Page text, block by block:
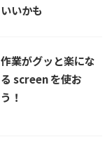
いいかも
作業がグッと楽にな
る screen を使お
う！